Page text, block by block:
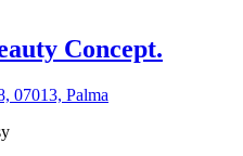
Concept.
07013, Palma